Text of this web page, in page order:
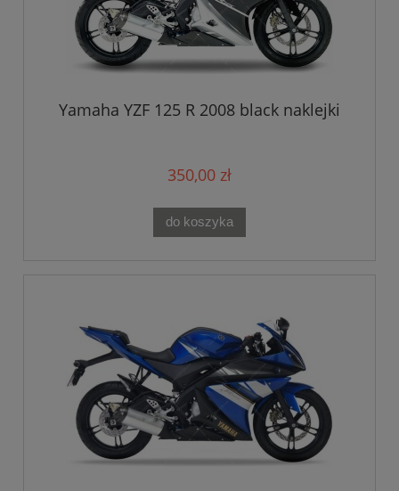
Yamaha YZF 125 R 2008 black naklejki
350,00 zł
do koszyka